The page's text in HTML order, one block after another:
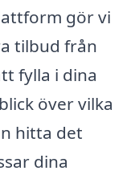
gör vi
tilbud från
fylla i dina
över vilka
hitta det
dina